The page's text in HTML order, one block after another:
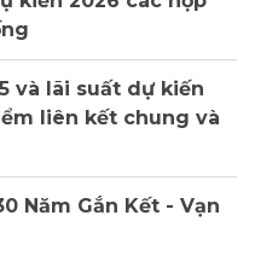
và lãi suất dự kiến
liên kết chung và
Năm Gắn Kết - Vạn